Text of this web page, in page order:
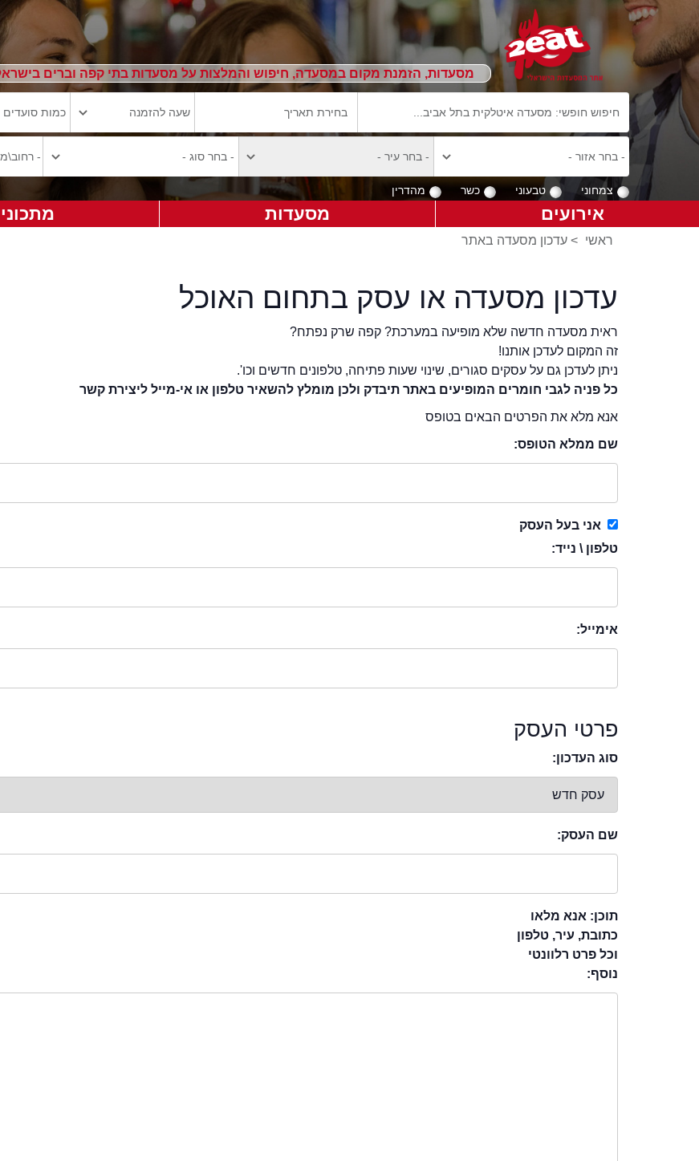
מסעדות, הזמנת מקום במסעדה, חיפוש והמלצות על מסעדות בתי קפה וברים
צמחוני טבעוני כשר מהדרין
אירועים מסעדות
ראשי > עדכון מסעדה באתר
עדכון מסעדה או עסק בתחום האוכל
ראית מסעדה חדשה שלא מופיעה במערכת? קפה שרק נפתח?
זה המקום לעדכן אותנו!
ניתן לעדכן גם על עסקים סגורים, שינוי שעות פתיחה, טלפונים חדשים וכו'.
כל פניה לגבי חומרים המופיעים באתר תיבדק ולכן מומלץ להשאיר טלפון או אי-מייל ליצירת קשר
אנא מלא את הפרטים הבאים בטופס
שם ממלא הטופס:
אני בעל העסק
טלפון \ נייד:
אימייל:
פרטי העסק
סוג העדכון:
שם העסק:
תוכן: אנא מלאו
כתובת, עיר, טלפון
וכל פרט רלוונטי
נוסף: